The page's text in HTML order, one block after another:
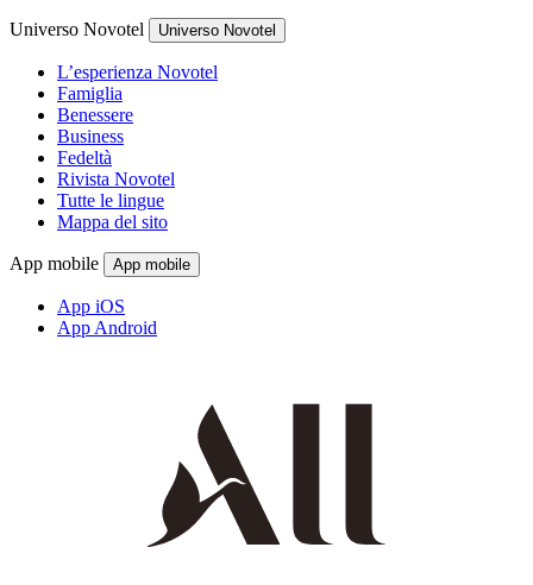
Universo Novotel Universo Novotel
L’esperienza Novotel
Famiglia
Benessere
Business
Fedeltà
Rivista Novotel
Tutte le lingue
Mappa del sito
App mobile App mobile
App iOS
App Android